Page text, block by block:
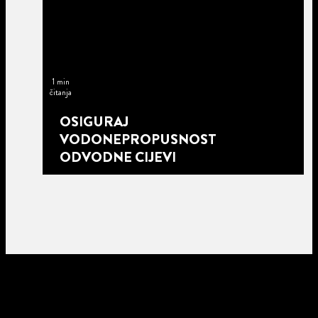
1 min
čitanja
OSIGURAJ
VODONEPROPUSNOST
ODVODNE CIJEVI